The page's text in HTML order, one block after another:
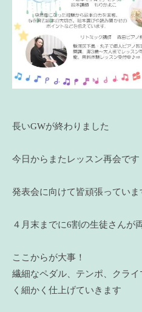
長いGWが終わりました
今日からまたレッスン再会です
発表会に向けて皆頑張っていま
４月末までに6割の生徒さんが
ここからが大事！
繊細なペダル、テンポ、クラ
く細かく仕上げていきます